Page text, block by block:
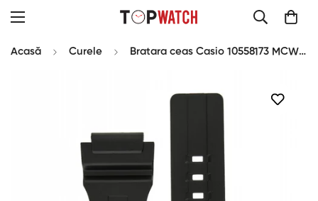
Acasă Curele Bratara ceas Casio 10558173 MCW-200H-1AV2 plastic